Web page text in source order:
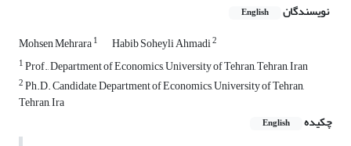
نویسندگان English
Mohsen Mehrara1 Habib Soheyli Ahmadi2
1Prof., Department of Economics, University of Tehran, Tehran, Iran
2Ph.D. Candidate, Department of Economics, University of Tehran,
Tehran, Ira
چکیده
English